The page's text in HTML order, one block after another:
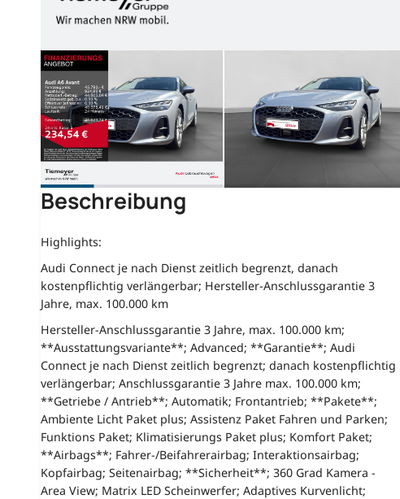
Beschreibung
Highlights:
Audi Connect je nach Dienst zeitlich begrenzt, danach
kostenpflichtig verlängerbar; Hersteller-Anschlussgarantie 3
Jahre, max. 100.000 km
Hersteller-Anschlussgarantie 3 Jahre, max. 100.000 km;
**Ausstattungsvariante**; Advanced; **Garantie**; Audi
Connect je nach Dienst zeitlich begrenzt; danach kostenpflichtig
verlängerbar; Anschlussgarantie 3 Jahre max. 100.000 km;
**Getriebe / Antrieb**; Automatik; Frontantrieb; **Pakete**;
Ambiente Licht Paket plus; Assistenz Paket Fahren und Parken;
Funktions Paket; Klimatisierungs Paket plus; Komfort Paket;
**Airbags**; Fahrer-/Beifahrerairbag; Interaktionsairbag;
Kopfairbag; Seitenairbag; **Sicherheit**; 360 Grad Kamera -
Area View; Matrix LED Scheinwerfer; Adaptives Kurvenlicht;